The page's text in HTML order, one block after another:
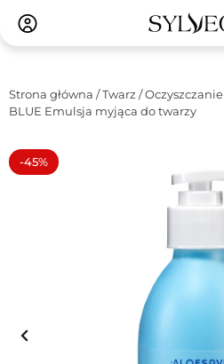
Strona główna /Twarz /Oczyszczanie
BLUE Emulsja myjąca do twarzy
-45%